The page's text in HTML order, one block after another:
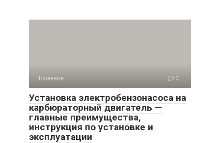
Полезное 0
Установка электробензонасоса на
карбюраторный двигатель —
главные преимущества,
инструкция по установке и
эксплуатации